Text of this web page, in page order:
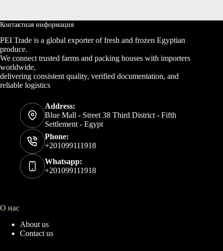
Контактная информация
PEI Trade is a global exporter of fresh and frozen Egyptian
produce.
We connect trusted farms and packing houses with importers
worldwide,
delivering consistent quality, verified documentation, and
reliable logistics
Address:
Blue Mall - Street 38 Third District - Fifth
Settlement - Egypt
Phone:
+201099111918
Whatsapp:
+201099111918
О нас
About us
Contact us